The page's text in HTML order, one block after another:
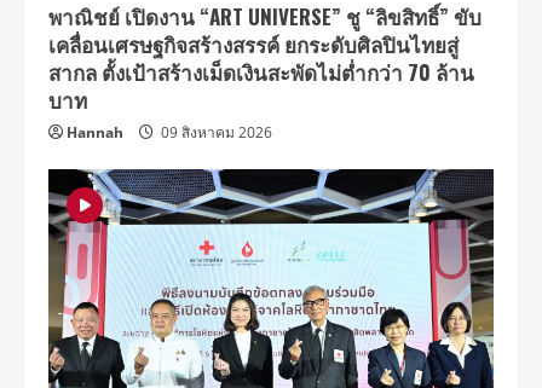
พาณิชย์ เปิดงาน “ART UNIVERSE” ชู “ลิขสิทธิ์” ขับ
เคลื่อนเศรษฐกิจสร้างสรรค์ ยกระดับศิลปินไทยสู่
สากล ตั้งเป้าสร้างเม็ดเงินสะพัดไม่ต่ำกว่า 70 ล้าน
บาท
Hannah 09 สิงหาคม 2026